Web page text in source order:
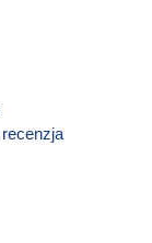
recenzja